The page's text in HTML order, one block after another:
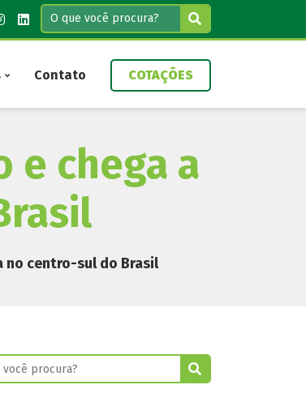
Contato COTAÇÕES
e chega a
no centro-sul do Brasil